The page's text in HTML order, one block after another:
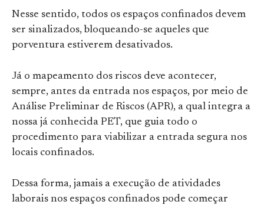
Nesse sentido, todos os espaços confinados devem
ser sinalizados, bloqueando-se aqueles que
porventura estiverem desativados.
Já o mapeamento dos riscos deve acontecer,
sempre, antes da entrada nos espaços, por meio de
Análise Preliminar de Riscos (APR), a qual integra a
nossa já conhecida PET, que guia todo o
procedimento para viabilizar a entrada segura nos
locais confinados.
Dessa forma, jamais a execução de atividades
laborais nos espaços confinados pode começar